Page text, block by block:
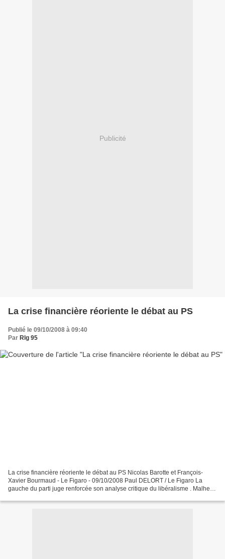
Publicité
La crise financière réoriente le débat au PS
Publié le 09/10/2008 à 09:40
Par Rlg 95
La crise financière réoriente le débat au PS Nicolas Barotte et François-
Xavier Bourmaud - Le Figaro - 09/10/2008 Paul DELORT / Le Figaro La
gauche du parti juge renforcée son analyse critique du libéralisme . Malheur